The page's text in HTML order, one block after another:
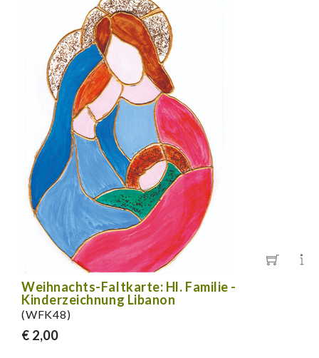
Weihnachts-Faltkarte: Hl. Familie -
Kinderzeichnung Libanon
(WFK48)
€ 2,00